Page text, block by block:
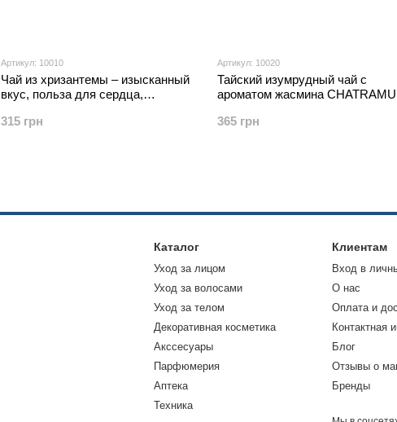
Артикул: 10010
Чай из хризантемы – изысканный
вкус, польза для сердца,
100 г
315 грн
Артикул: 10020
Тайский изумрудный чай с
ароматом жасмина
365 грн
Каталог
Уход за лицом
Уход за волосами
Уход за телом
Декоративная косметика
Акссесуары
Парфюмерия
Аптека
Техника
Клиентам
Вход в
О нас
Оплата и
Контактная
Блог
Отзывы о
Бренды